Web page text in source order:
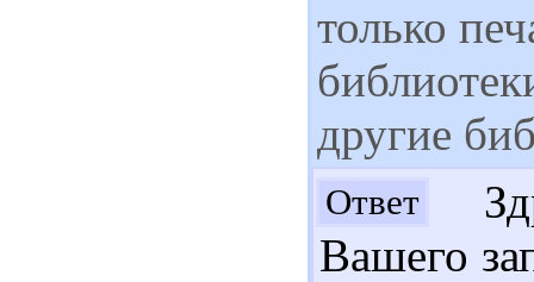
только
другие
Ответ
Вашего